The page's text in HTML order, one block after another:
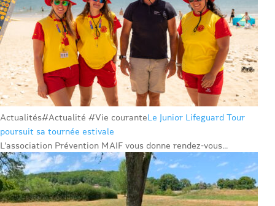
Actualités#Actualité #Vie couranteLe Junior Lifeguard Tour
poursuit sa tournée estivale
L’association Prévention MAIF vous donne rendez-vous...